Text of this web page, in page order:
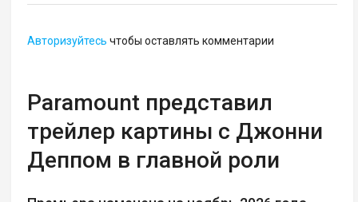
Авторизуйтесь чтобы оставлять комментарии
Paramount представил
трейлер картины с Джонни
Деппом в главной роли